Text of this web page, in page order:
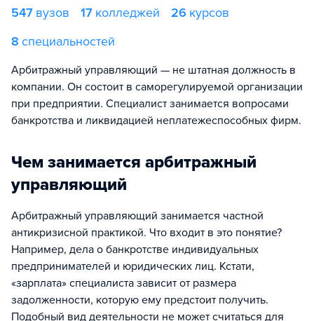
547 вузов 17 колледжей 26 курсов
8 специальностей
Арбитражный управляющий — не штатная должность в
компании. Он состоит в саморегулируемой организации
при предприятии. Специалист занимается вопросами
банкротства и ликвидацией неплатежеспособных фирм.
Чем занимается арбитражный
управляющий
Арбитражный управляющий занимается частной
антикризисной практикой. Что входит в это понятие?
Например, дела о банкротстве индивидуальных
предпринимателей и юридических лиц. Кстати,
«зарплата» специалиста зависит от размера
задолженности, которую ему предстоит получить.
Подобный вид деятельности не может считаться для